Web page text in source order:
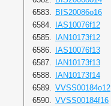
6583. BIS20086o16
6584.
IAS10076f12
6585.
IAN10173f12
6586.
IAS10076f13
6587.
IAN10173f13
6588.
IAN10173f14
6589. VVSS00184o12
6590. VVSS00184f16